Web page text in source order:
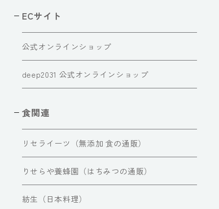
ECサイト
公式オンラインショップ
deep2031 公式オンラインショップ
食関連
リセライーツ（無添加 食の通販）
りせらや養蜂園（はちみつの通販）
紡生（日本料理）